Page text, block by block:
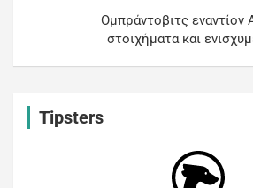
Ομπράντοβιτς εναντίον
στοιχήματα και
Tipsters